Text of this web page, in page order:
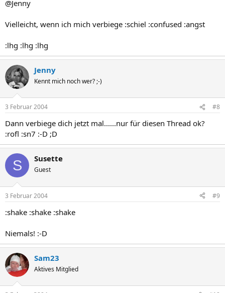
@Jenny
Vielleicht, wenn ich mich verbiege :schiel :confused :angst
:lhg :lhg :lhg
Jenny
Kennt mich noch wer? ;-)
3 Februar 2004 #8
Dann verbiege dich jetzt mal......nur für diesen Thread ok?
:rofl :sn7 :-D ;D
S Susette
Guest
3 Februar 2004 #9
:shake :shake :shake
Niemals! :-D
Sam23
Aktives Mitglied